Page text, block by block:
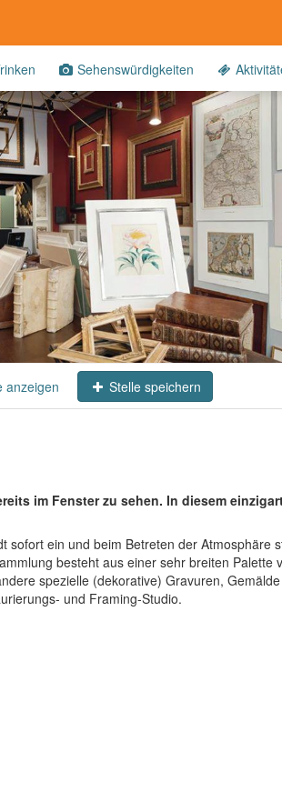
Sehenswürdigkeiten
anzeigen Stelle speichern
im Fenster zu sehen. In diesem
sofort ein und beim Betreten der Atmosphäre
besteht aus einer sehr breiten Palette
spezielle (dekorative) Gravuren,
und Framing-Studio.